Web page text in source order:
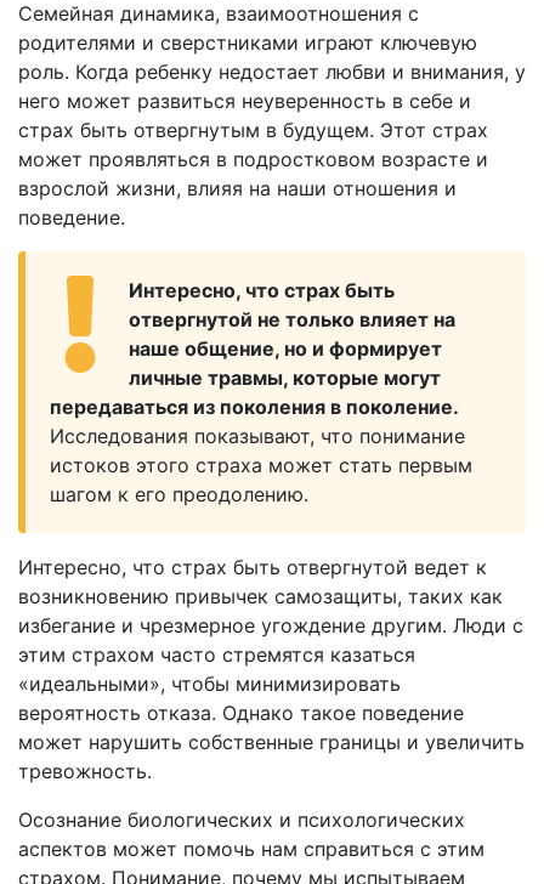
Семейная динамика, взаимоотношения с
родителями и сверстниками играют ключевую
роль. Когда ребенку недостает любви и внимания, у
него может развиться неуверенность в себе и
страх быть отвергнутым в будущем. Этот страх
может проявляться в подростковом возрасте и
взрослой жизни, влияя на наши отношения и
поведение.
Интересно, что страх быть
отвергнутой не только влияет на
наше общение, но и формирует
личные травмы, которые могут
передаваться из поколения в поколение.
Исследования показывают, что понимание
истоков этого страха может стать первым
шагом к его преодолению.
Интересно, что страх быть отвергнутой ведет к
возникновению привычек самозащиты, таких как
избегание и чрезмерное угождение другим. Люди с
этим страхом часто стремятся казаться
«идеальными», чтобы минимизировать
вероятность отказа. Однако такое поведение
может нарушить собственные границы и увеличить
тревожность.
Осознание биологических и психологических
аспектов может помочь нам справиться с этим
страхом. Понимание, почему мы испытываем